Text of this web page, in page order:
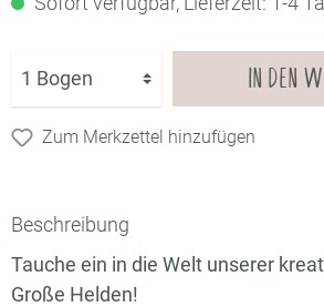
IN DEN
Zum Merkzettel hinzufügen
Beschreibung
Tauche ein in die Welt unserer
Große Helden!